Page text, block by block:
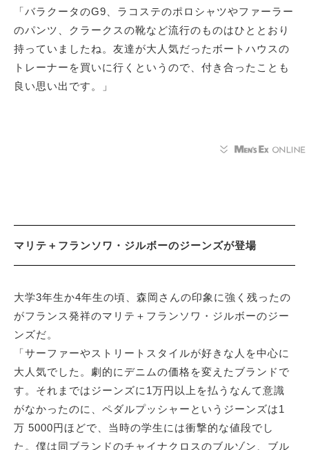
「バラクータのG9、ラコステのポロシャツやファーラー
のパンツ、クラークスの靴など流行のものはひととおり
持っていましたね。友達が大人気だったボートハウスの
トレーナーを買いに行くというので、付き合ったことも
良い思い出です。」
マリテ＋フランソワ・ジルボーのジーンズが登場
大学3年生か4年生の頃、森岡さんの印象に強く残ったの
がフランス発祥のマリテ＋フランソワ・ジルボーのジー
ンズだ。
「サーファーやストリートスタイルが好きな人を中心に
大人気でした。劇的にデニムの価格を変えたブランドで
す。それまではジーンズに1万円以上を払うなんて意識
がなかったのに、ペダルプッシャーというジーンズは1
万 5000円ほどで、当時の学生には衝撃的な値段でし
た。僕は同ブランドのチャイナクロスのブルゾン、ブル